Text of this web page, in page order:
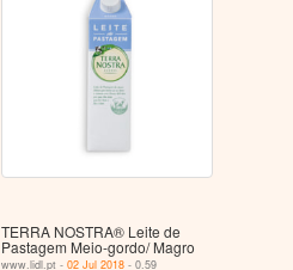
TERRA NOSTRA® Leite de
Pastagem Meio-gordo/ Magro
www.lidl.pt -02 Jul 2018 - 0.59